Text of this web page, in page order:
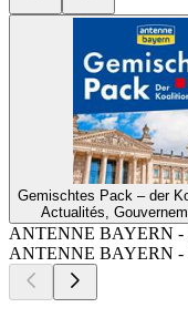
Gemischtes Pack – der
Actualités,
ANTENNE BAYERN -
ANTENNE BAYERN -